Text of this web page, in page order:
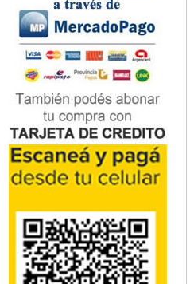
Neuroanatomía / Neurociencia
Neurocirugía
Neurología
Nutrición
Odontología
Oftalmología
Oncología / Cuidados Paliativos
Ortopedía / Traumatología
Osteopatía
Otorrinolaringología
Podología
Psicología
Psiquiatría
Química